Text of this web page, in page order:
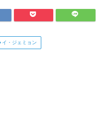
イ・ジェミョン